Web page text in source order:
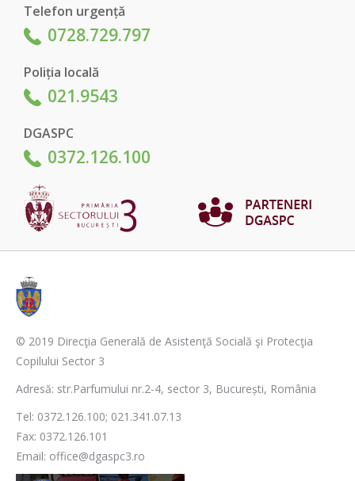
Telefon urgență
0728.729.797
Poliția locală
021.9543
DGASPC
0372.126.100
© 2019 Direcţia Generală de Asistenţă Socială şi Protecţia
Copilului Sector 3
Adresă: str.Parfumului nr.2-4, sector 3, București, România
Tel: 0372.126.100; 021.341.07.13
Fax: 0372.126.101
Email: office@dgaspc3.ro